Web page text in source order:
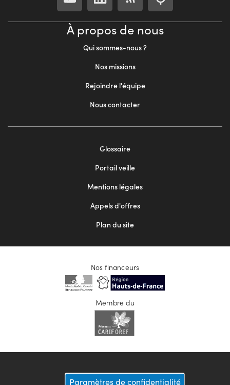
À propos de nous
Qui sommes-nous ?
Nos missions
Rejoindre l'équipe
Nous contacter
Glossaire
Portail veille
Mentions légales
Appels d'offres
Plan du site
Nos financeurs
Membre du
Paramètres de confidentialité